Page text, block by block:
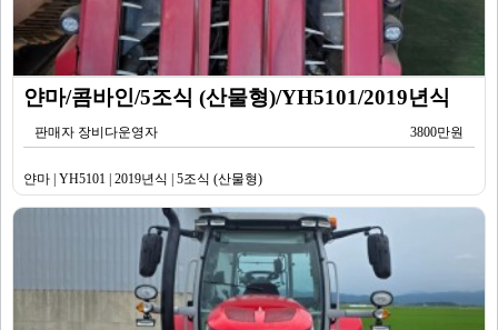
얀마/콤바인/5조식 (산물형)/YH5101/2019년식
판매자 장비다운영자 3800만원
얀마 | YH5101 | 2019년식 | 5조식 (산물형)